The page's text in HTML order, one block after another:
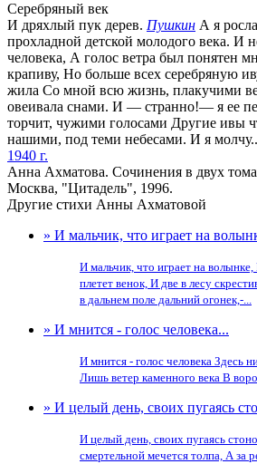
Серебряный век
И дряхлый пук дерев. Пушкин А я
прохладной детской молодого века. И
человека, А голос ветра был понятен
крапиву, Но больше всех серебряную
жила Со мной всю жизнь, плакучими
овеивала снами. И — странно!— я ее
торчит, чужими голосами Другие ивы
нашими, под теми небесами. И я
1940 г.
Анна Ахматова. Сочинения в двух
Москва, "Цитадель", 1996.
Другие стихи Анны Ахматовой
» И мальчик, что играет на
И мальчик, что играет на
плетет венок, И две в лесу
в дальнем поле дальний огонек,-...
» И мнится - голос человека...
И мнится - голос человека Здесь
Лишь ветер каменного века В
» И целый день, своих пугаясь
И целый день, своих пугаясь
смертельной мечется толпа, А за